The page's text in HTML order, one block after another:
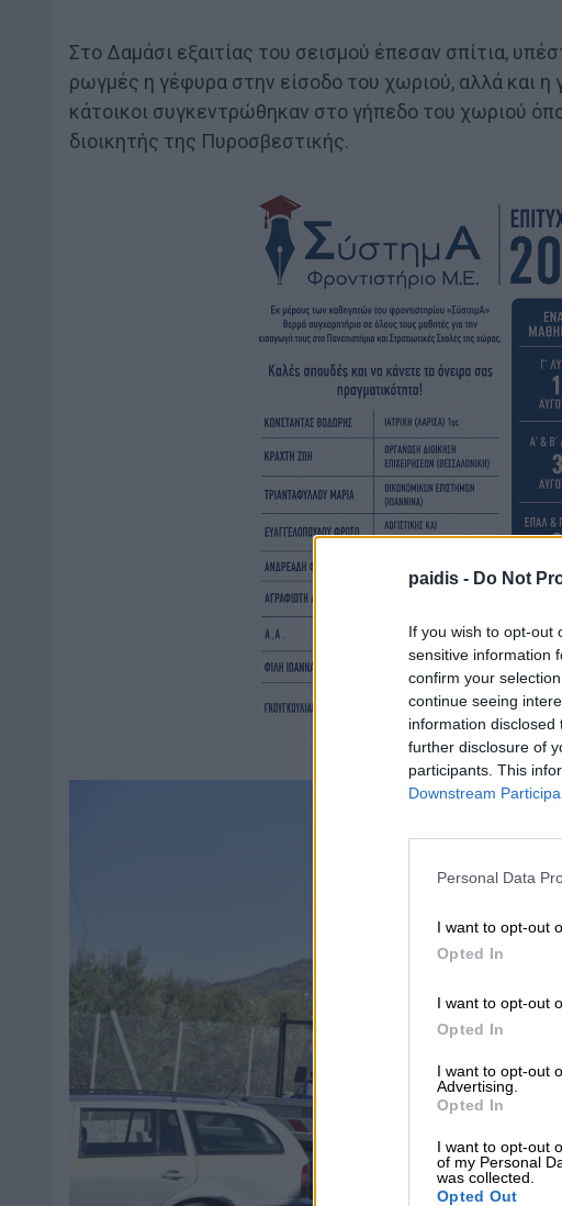
paidis - Do Not
If you wish to opt-out
sensitive information
confirm your
continue seeing
information
further disclosure of
participants. This
Downstream
Personal Data
I want to opt-out
Opted In
I want to opt-out
Opted In
I want to opt-out
Advertising.
Opted In
I want to opt-out
of my Personal
was collected.
Opted Out
Στο Δαμάσι εξαιτίας του σεισμού έπεσαν σπίτια,
ρωγμές η γέφυρα στην είσοδο του χωριού, αλλά και
κάτοικοι συγκεντρώθηκαν στο γήπεδο του χωριού
διοικητής της Πυροσβεστικής.